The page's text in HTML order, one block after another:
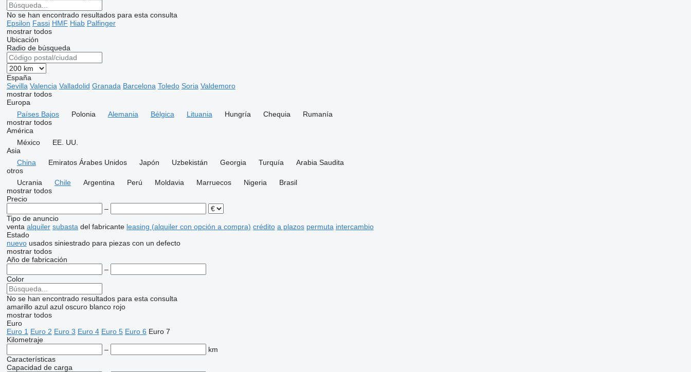
No se han encontrado resultados para esta consulta
Epsilon Fassi HMF Hiab Palfinger
mostrar todos
Ubicación
Radio de búsqueda
España
Sevilla Valencia Valladolid Granada Barcelona Toledo Soria Valdemoro
mostrar todos
Europa
Países Bajos
Polonia Alemania Bélgica Lituania Hungría Chequia
Rumanía
mostrar todos
América
México
EE. UU.
Asia
China
Emiratos Árabes Unidos Japón Uzbekistán Georgia Turquía
Arabia Saudita
otros
Ucrania
Chile Argentina Perú Moldavia Marruecos Nigeria
Brasil
mostrar todos
Precio
–
Tipo de anuncio
venta alquiler subasta del fabricante leasing (alquiler con opción a compra) crédito a plazos permuta intercambio
Estado
nuevo usados siniestrado para piezas con un defecto
mostrar todos
Año de fabricación
–
Color
No se han encontrado resultados para esta consulta
amarillo azul azul oscuro blanco rojo
mostrar todos
Euro
Euro 1 Euro 2 Euro 3 Euro 4 Euro 5 Euro 6 Euro 7
Kilometraje
–
km
Características
Capacidad de carga